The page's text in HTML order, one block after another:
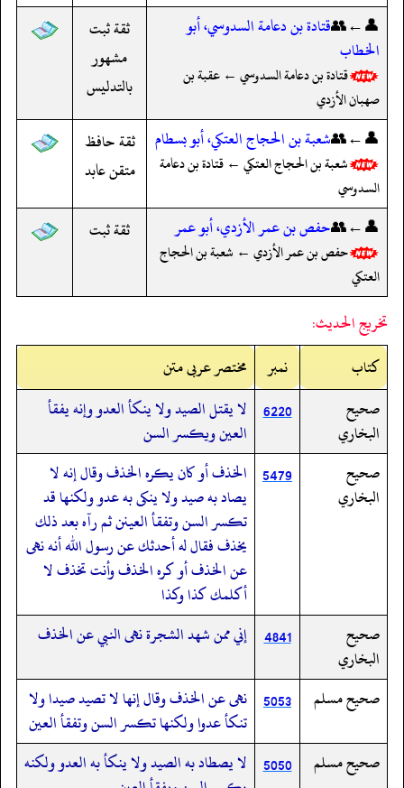
👤←👥قتادة بن دعامة السدوسي، أبو
الخطاب
قتادة بن دعامة السدوسي ← عقبة بن
صهبان الأزدي
ثقة ثبت
مشهور
بالتدليس
👤←👥شعبة بن الحجاج العتكي، أبو بسطام
شعبة بن الحجاج العتكي ← قتادة بن دعامة
السدوسي
ثقة حافظ
متقن عابد
👤←👥حفص بن عمر الأزدي، أبو عمر
حفص بن عمر الأزدي ← شعبة بن الحجاج
العتكي
ثقة ثبت
تخريج الحديث:
کتاب
نمبر
مختصر عربی متن
صحيح
البخاري
6220 لا يقتل الصيد ولا ينكأ العدو وإنه يفقأ
العين ويكسر السن
صحيح
البخاري
5479 الخذف أو كان يكره الخذف وقال إنه لا
يصاد به صيد ولا ينكى به عدو ولكنها قد
تكسر السن وتفقأ العينن ثم رآه بعد ذلك
يخذف فقال له أحدثك عن رسول الله أنه نهى
عن الخذف أو كره الخذف وأنت تخذف لا
أكلمك كذا وكذا
صحيح
البخاري
4841 إني ممن شهد الشجرة نهى النبي عن الخذف
صحيح مسلم 5053 نهى عن الخذف وقال إنها لا تصيد صيدا ولا
تنكأ عدوا ولكنها تكسر السن وتفقأ العين
صحيح مسلم
5050 لا يصطاد به الصيد ولا ينكأ به العدو ولكنه